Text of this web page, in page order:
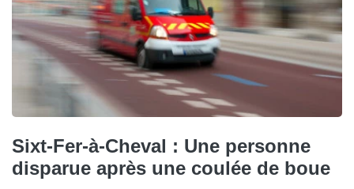
Sixt-Fer-à-Cheval : Une personne
disparue après une coulée de boue